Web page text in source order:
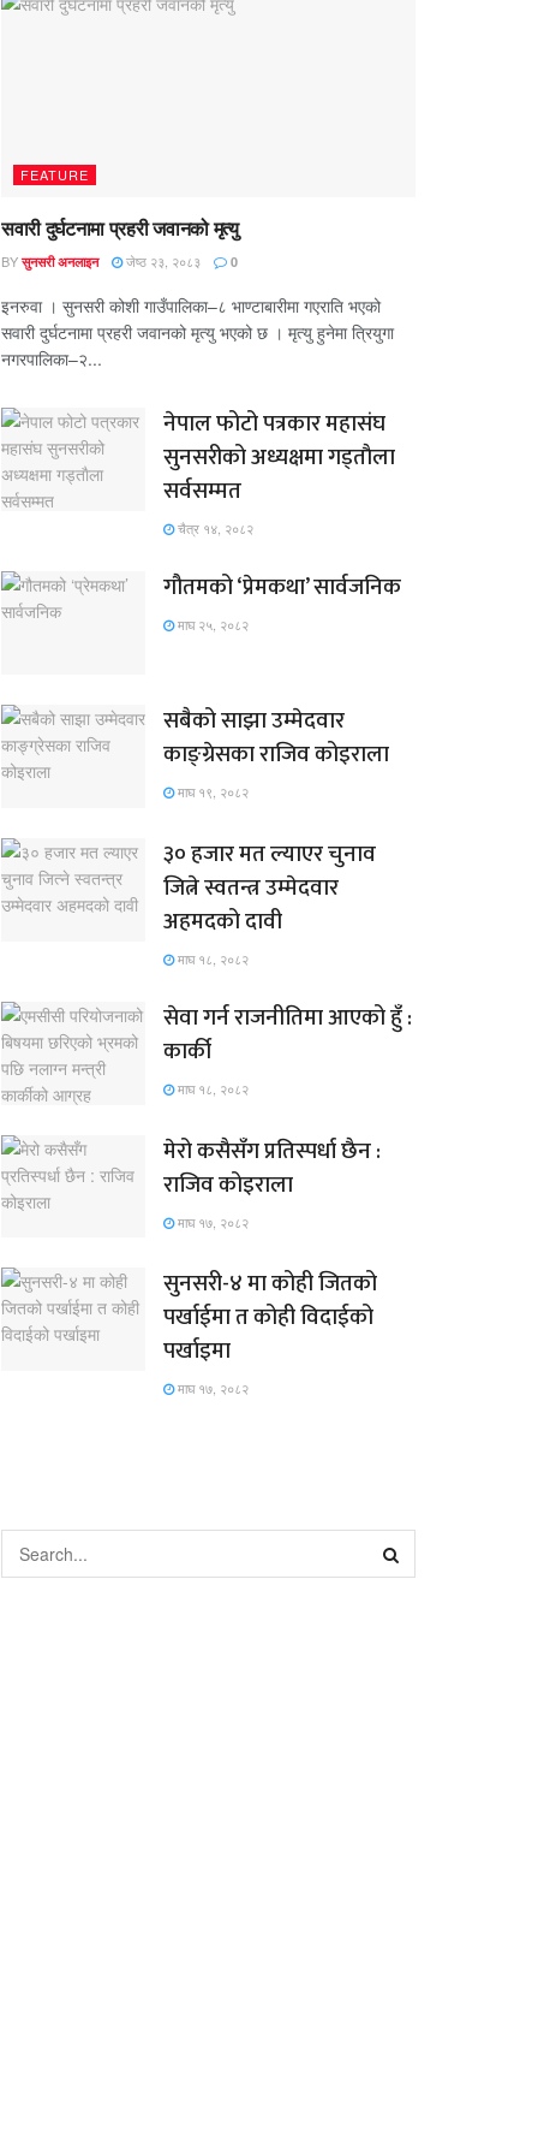
FEATURE
सवारी दुर्घटनामा प्रहरी जवानको मृत्यु
BY सुनसरी अनलाइन जेष्ठ २३, २०८३ 0
इनरुवा । सुनसरी कोशी गाउँपालिका–८ भाण्टाबारीमा गएराति भएको
सवारी दुर्घटनामा प्रहरी जवानको मृत्यु भएको छ । मृत्यु हुनेमा त्रियुगा
नगरपालिका–२...
नेपाल फोटो पत्रकार महासंघ
सुनसरीको अध्यक्षमा गड्ताैला
सर्वसम्मत
चैत्र १४, २०८२
गौतमको ‘प्रेमकथा’ सार्वजनिक
माघ २५, २०८२
सबैको साझा उम्मेदवार
काङ्ग्रेसका राजिव कोइराला
माघ १९, २०८२
३० हजार मत ल्याएर चुनाव
जित्ने स्वतन्त्र उम्मेदवार
अहमदको दावी
माघ १८, २०८२
सेवा गर्न राजनीतिमा आएको हुँ :
कार्की
माघ १८, २०८२
मेरो कसैसँग प्रतिस्पर्धा छैन :
राजिव कोइराला
माघ १७, २०८२
सुनसरी-४ मा कोही जितको
पर्खाईमा त कोही विदाईको
पर्खाइमा
माघ १७, २०८२